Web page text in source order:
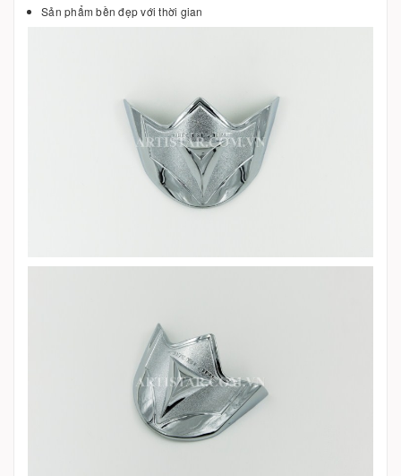
Sản phẩm bền đẹp với thời gian